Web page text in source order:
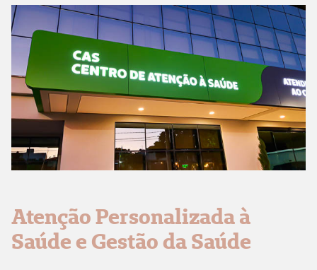
Atenção Personalizada à
Saúde e Gestão da Saúde